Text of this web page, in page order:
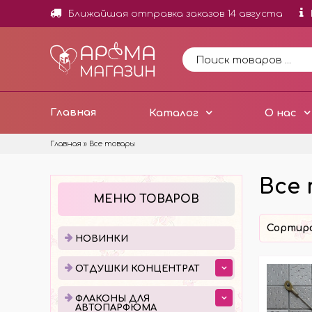
Ближайшая отправка заказов 14 августа
Главная Каталог О нас
Главная » Все товары
Все
МЕНЮ ТОВАРОВ
НОВИНКИ
ОТДУШКИ КОНЦЕНТРАТ
ФЛАКОНЫ ДЛЯ
АВТОПАРФЮМА